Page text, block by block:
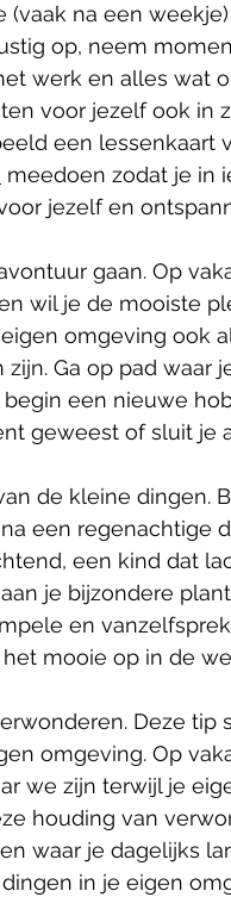
(vaak na een
op, neem
werk en alles wat
voor jezelf ook in
een lessenkaart
meedoen zodat je in
jezelf en
gaan. Op
wil je de mooiste
omgeving ook
zijn. Ga op pad waar
begin een nieuwe
geweest of sluit je
de kleine dingen.
een regenachtige
een kind dat
je bijzondere
en
mooie op in de
Deze tip
omgeving. Op
we zijn terwijl je
houding van
waar je dagelijks
in je eigen